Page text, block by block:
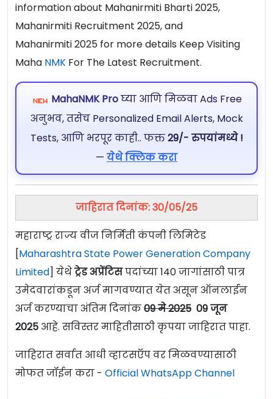
information about Mahanirmiti Bharti 2025,
Mahanirmiti Recruitment 2025, and
Mahanirmiti 2025 for more details Keep Visiting
Maha NMK For The Latest Recruitment.
MahaNMK Proघ्या आणि मिळवा Ads Free
अनुभव, तसेच Personalized Email Alerts, Mock
Tests, आणि भरपूर काही.. फक्त29/- रुपयांमध्ये !
— येथे क्लिक करा
जाहिरात दिनांक: 30/05/25
महाराष्ट्र राज्य वीज निर्मिती कंपनी लिमिटेड
[Maharashtra State Power Generation Company
Limited] येथेट्रेड अप्रेंटिसपदांच्या 140 जागांसाठी पात्र
उमेदवारांकडून अर्ज मागवण्यात येत असून ऑनलाईन
अर्ज करण्याचा अंतिम दिनांक09 मे 2025 09 जून
2025 आहे. सविस्तर माहितीसाठी कृपया जाहिरात पाहा.
जाहिरात सर्वात आधी व्हाटसऍप वर मिळवण्यासाठी
मोफत जॉईन करा - Official WhatsApp Channel